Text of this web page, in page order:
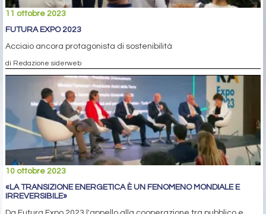
11 ottobre 2023
FUTURA EXPO 2023
Acciaio ancora protagonista di sostenibilità
di Redazione siderweb
10 ottobre 2023
«LA TRANSIZIONE ENERGETICA È UN FENOMENO MONDIALE E
IRREVERSIBILE»